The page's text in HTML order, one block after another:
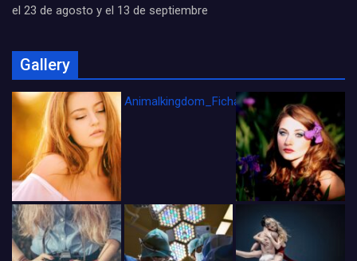
el 23 de agosto y el 13 de septiembre
Gallery
Animalkingdom_FichaCine